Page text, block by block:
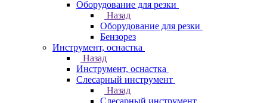
Оборудование для резки
Назад
Оборудование для резки
Бензорез
Инструмент, оснастка
Назад
Инструмент, оснастка
Слесарный инструмент
Назад
Слесарный инструмент